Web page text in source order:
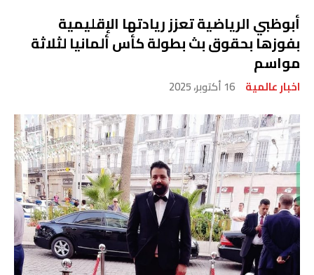
أبوظبي الرياضية تعزز ريادتها الإقليمية
بفوزها بحقوق بث بطولة كأس ألمانيا لثلاثة
مواسم
اخبار عالمية 16 أكتوبر، 2025